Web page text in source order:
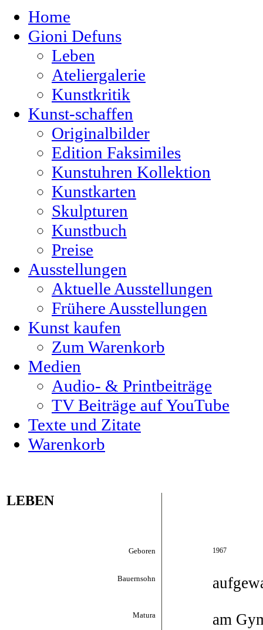
Home
Gioni Defuns
Leben
Ateliergalerie
Kunstkritik
Kunst-schaffen
Originalbilder
Edition Faksimiles
Kunstuhren Kollektion
Kunstkarten
Skulpturen
Kunstbuch
Preise
Ausstellungen
Aktuelle Ausstellungen
Frühere Ausstellungen
Kunst kaufen
Zum Warenkorb
Medien
Audio- & Printbeiträge
TV Beiträge auf YouTube
Texte und Zitate
Warenkorb
LEBEN
Geboren 1967
Bauernsohn
Matura am